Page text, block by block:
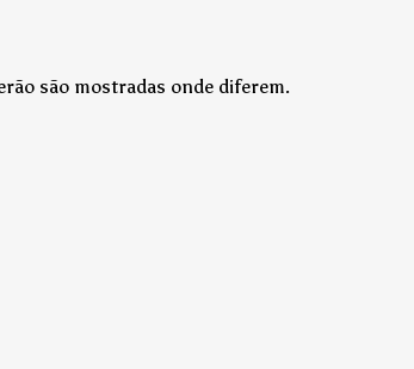
são mostradas onde diferem.